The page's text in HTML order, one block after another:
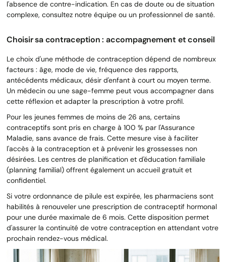
l'absence de contre-indication. En cas de doute ou de situation
complexe, consultez notre équipe ou un professionnel de santé.
Choisir sa contraception : accompagnement et conseil
Le choix d'une méthode de contraception dépend de nombreux
facteurs : âge, mode de vie, fréquence des rapports,
antécédents médicaux, désir d'enfant à court ou moyen terme.
Un médecin ou une sage-femme peut vous accompagner dans
cette réflexion et adapter la prescription à votre profil.
Pour les jeunes femmes de moins de 26 ans, certains
contraceptifs sont pris en charge à 100 % par l'Assurance
Maladie, sans avance de frais. Cette mesure vise à faciliter
l'accès à la contraception et à prévenir les grossesses non
désirées. Les centres de planification et d'éducation familiale
(planning familial) offrent également un accueil gratuit et
confidentiel.
Si votre ordonnance de pilule est expirée, les pharmaciens sont
habilités à renouveler une prescription de contraceptif hormonal
pour une durée maximale de 6 mois. Cette disposition permet
d'assurer la continuité de votre contraception en attendant votre
prochain rendez-vous médical.